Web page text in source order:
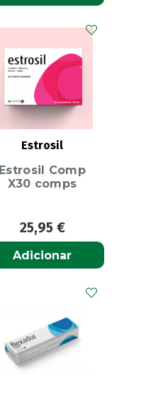
Estrosil
Estrosil Comp
X30 comps
25,95 €
Adicionar